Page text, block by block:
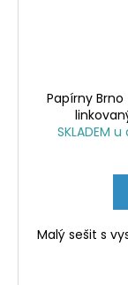
Papírny Brno
SKLADEM
Malý sešit s